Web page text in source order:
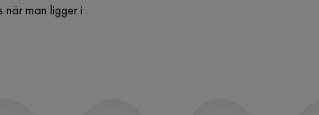
man ligger i